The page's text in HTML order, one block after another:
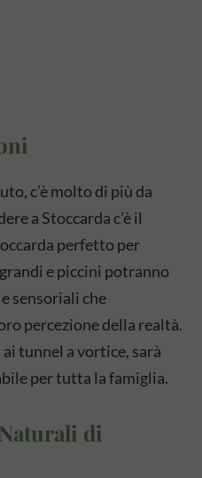
c’è molto di più da
a Stoccarda c’è il
perfetto per
e piccini potranno
sensoriali che
percezione della realtà.
tunnel a vortice, sarà
per tutta la famiglia.
di